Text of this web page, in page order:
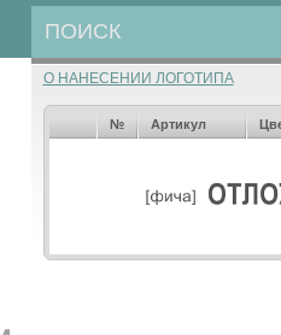
О НАНЕСЕНИИ ЛОГОТИПА
№ Артикул